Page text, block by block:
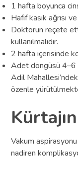
1 hafta boyunca
Hafif kasık ağrısı
Doktorun reçete
kullanılmalıdır.
2 hafta içerisinde
Adet döngüsü 4–6
Adil
özenle
Vakum
nadiren